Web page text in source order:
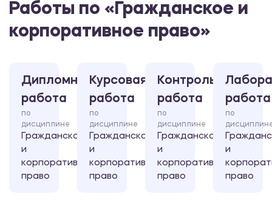
Работы по «Гражданское и
корпоративное право»
Дипломная
работа
по
дисциплине
Гражданское
и
корпоративное
право
Курсовая
работа
по
дисциплине
Гражданское
и
корпоративное
право
Контрольная
работа
по
дисциплине
Гражданское
и
корпоративное
право
работа
по
и
право